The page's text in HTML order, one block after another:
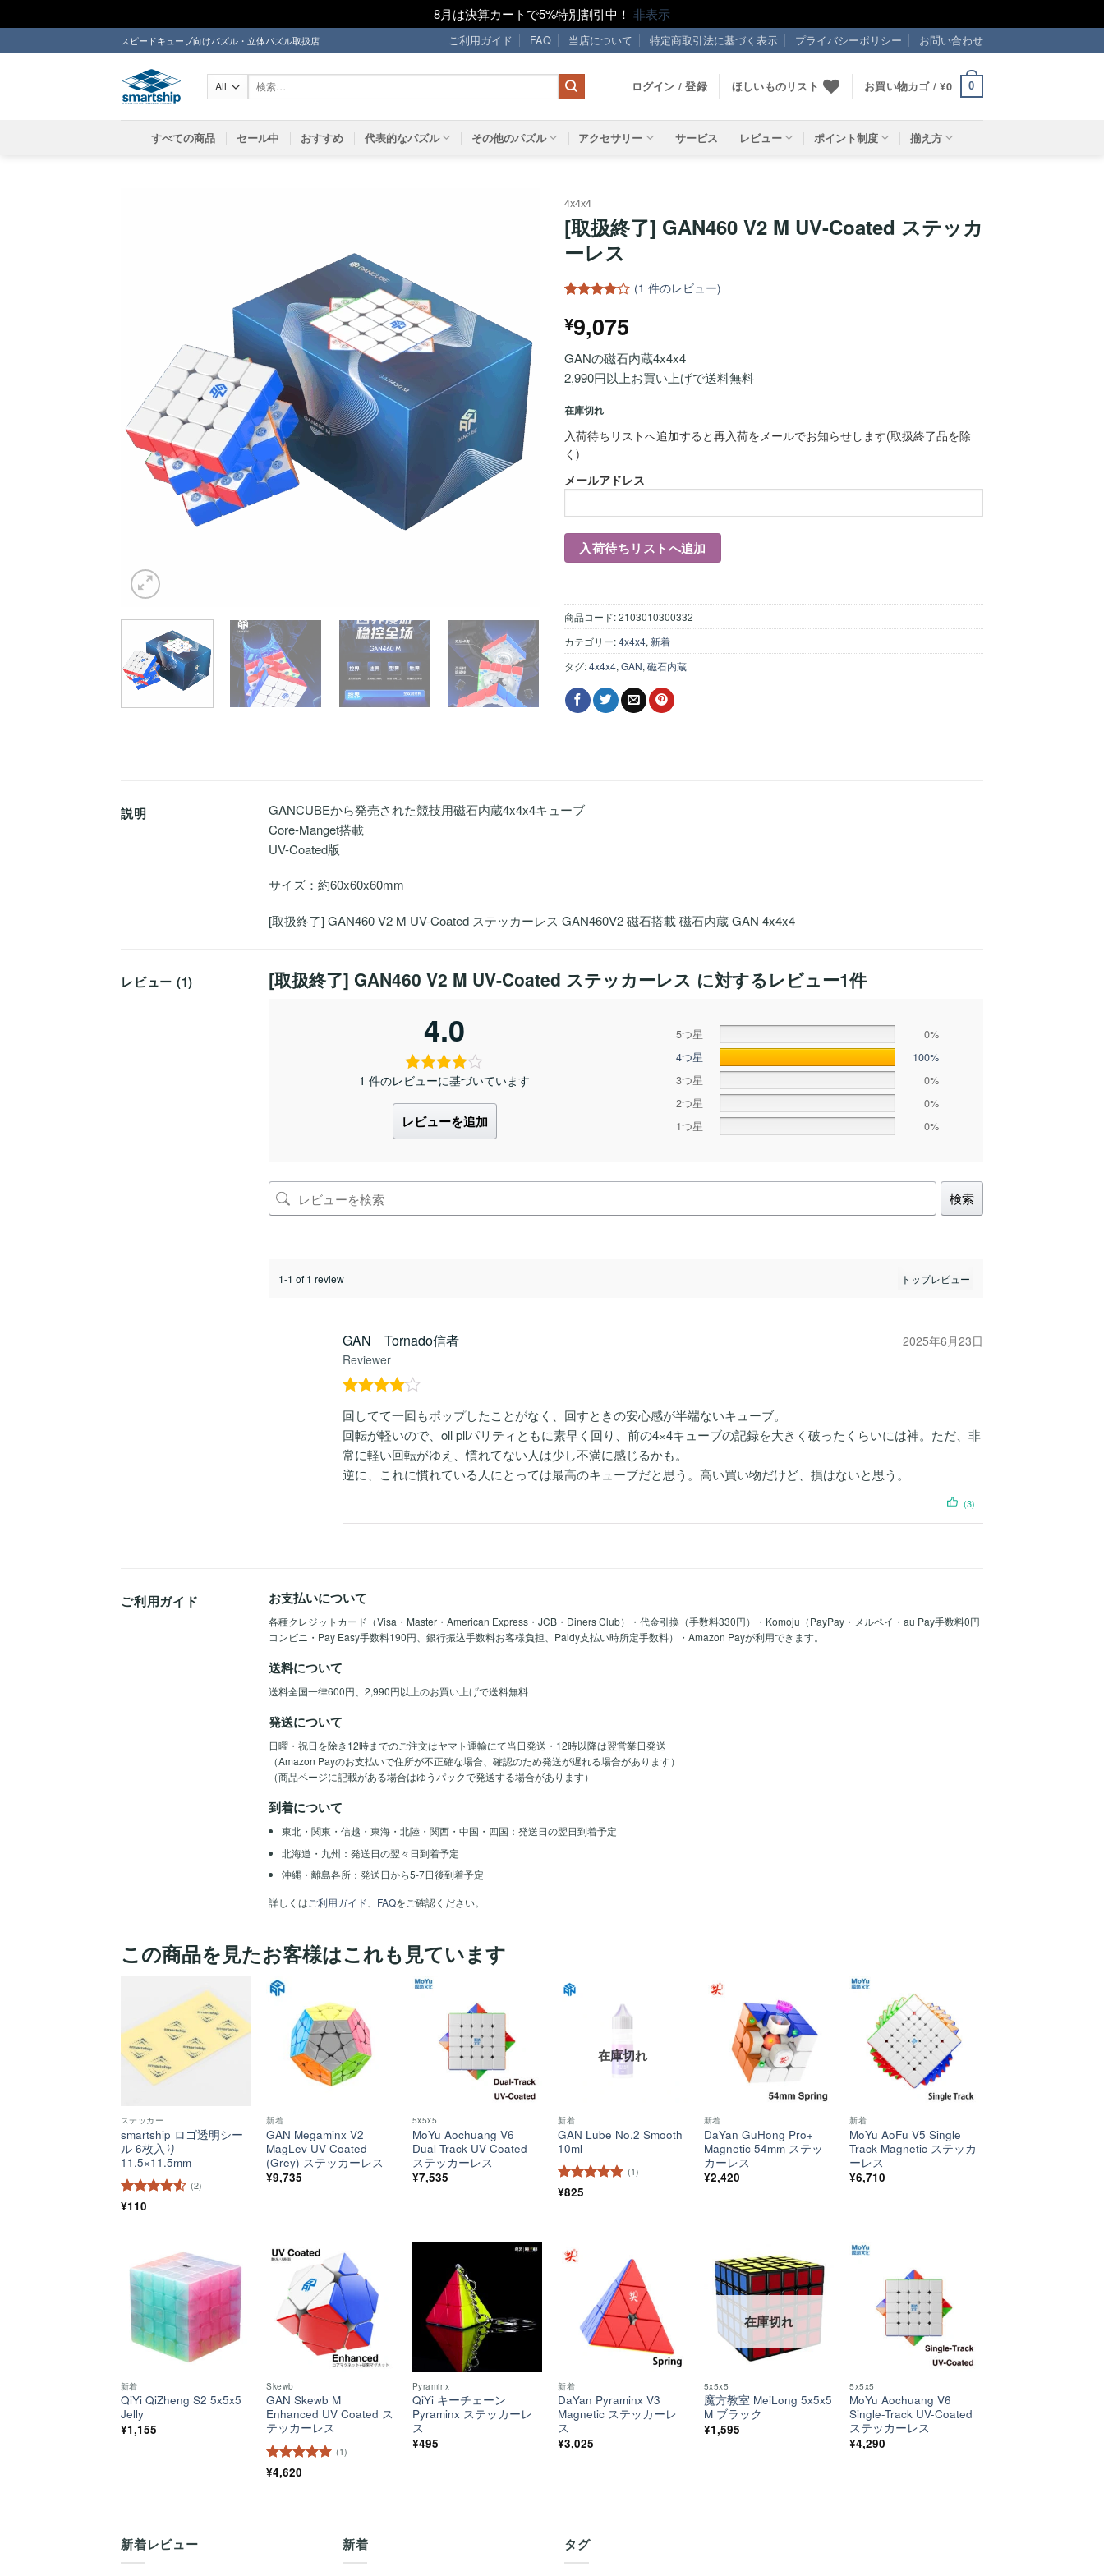
8月は決算カートで5%特別割引中！ 非表示
to
スピードキューブ向けパズル・立体パズル取扱店 ご利用ガイド FAQ 当店について 特定商取引法に基づく表示 プライバシーポリシー お問い合わせ
象:
ログイン / 登録 ほしいものリスト お買い物カゴ /¥0 0
すべての商品 セール中 おすすめ 代表的なパズル その他のパズル アクセサリー サービス レビュー ポイント制度 揃え方
4x4x4
[取扱終了] GAN460 V2 M UV-Coated ステッカ
ーレス
者評価に
基づく5
のうち、
4 点
(1 件のレビュー)
¥9,075
GANの磁石内蔵4x4x4
2,990円以上お買い上げで送料無料
在庫切れ
入荷待ちリストへ追加すると再入荷をメールでお知らせします(取扱終了品を除
く)
メールアドレス
商品コード:2103010300332
カテゴリー:4x4x4, 新着
タグ:4x4x4, GAN, 磁石内蔵
説明
GANCUBEから発売された競技用磁石内蔵4x4x4キューブ
Core-Manget搭載
UV-Coated版
サイズ：約60x60x60mm
[取扱終了] GAN460 V2 M UV-Coated ステッカーレス GAN460V2 磁石搭載 磁石内蔵 GAN 4x4x4
レビュー (1) [取扱終了] GAN460 V2 M UV-Coated ステッカーレス に対するレビュー1件
4.0
1 件のレビューに基づいています
レビューを追加
5つ星
0%
4つ星
100%
3つ星
0%
2つ星
0%
1つ星
0%
検索
1-1 of 1 review
GAN Tornado信者
Reviewer
2025年6月23日
の評価
回してて一回もポップしたことがなく、回すときの安心感が半端ないキューブ。
回転が軽いので、oll pllパリティともに素早く回り、前の4×4キューブの記録を大きく破ったくらいには神。ただ、非
常に軽い回転がゆえ、慣れてない人は少し不満に感じるかも。
逆に、これに慣れている人にとっては最高のキューブだと思う。高い買い物だけど、損はないと思う。
(3)
ご利用ガイド お支払いについて
各種クレジットカード（Visa・Master・American Express・JCB・Diners Club）・代金引換（手数料330円）・Komoju（PayPay・メルペイ・au Pay手数料0円
コンビニ・Pay Easy手数料190円、銀行振込手数料お客様負担、Paidy支払い時所定手数料）・Amazon Payが利用できます。
送料について
送料全国一律600円、2,990円以上のお買い上げで送料無料
発送について
日曜・祝日を除き12時までのご注文はヤマト運輸にて当日発送・12時以降は翌営業日発送
（Amazon Payのお支払いで住所が不正確な場合、確認のため発送が遅れる場合があります）
（商品ページに記載がある場合はゆうパックで発送する場合があります）
到着について
東北・関東・信越・東海・北陸・関西・中国・四国：発送日の翌日到着予定
北海道・九州：発送日の翌々日到着予定
沖縄・離島各所：発送日から5-7日後到着予定
詳しくはご利用ガイド FAQをご確認ください。
この商品を見たお客様はこれも見ています
ほし
い！
ステッカー
smartship ロゴ透明シー
ル 6枚入り
11.5×11.5mm
5段階中
(2)
¥110
い！
新着
GAN Megaminx V2
MagLev UV-Coated
(Grey) ステッカーレス
¥9,735
5x5x5
MoYu Aochuang V6
Dual-Track UV-Coated
ステッカーレス
¥7,535
在庫切れ
新着
GAN Lube No.2 Smooth
10ml
5段階中
(1)
¥825
ほし
い！
新着
DaYan GuHong Pro+
Magnetic 54mm ステッ
カーレス
¥2,420
ほし
い！
新着
MoYu AoFu V5 Single
Track Magnetic ステッカ
ーレス
¥6,710
ほし
い！
新着
QiYi QiZheng S2 5x5x5
Jelly
¥1,155
ほし
い！
Skewb
GAN Skewb M
Enhanced UV Coated ス
テッカーレス
5段階中
(1)
¥4,620
Pyraminx
QiYi キーチェーン
Pyraminx ステッカーレ
ス
¥495
新着
DaYan Pyraminx V3
Magnetic ステッカーレ
ス
¥3,025
ほし
い！
在庫切れ
5x5x5
魔方教室 MeiLong 5x5x5
M ブラック
¥1,595
5x5x5
MoYu Aochuang V6
Single-Track UV-Coated
ステッカーレス
¥4,290
新着レビュー 新着 タグ